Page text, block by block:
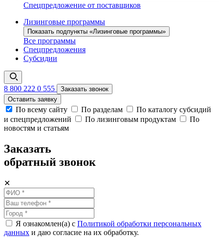
Спецпредложение от поставщиков
Лизинговые программы
Показать подпункты «Лизинговые программы»
Все программы
Спецпредложения
Субсидии
8 800 222 0 555
Заказать звонок
Оставить заявку
По всему сайту По разделам
По каталогу субсидий
и спецпредложений
По лизинговым продуктам
По
новостям и статьям
Заказать
обратный звонок
✕
Я ознакомлен(а) с Политикой обработки персональных
данных и даю согласие на их обработку.